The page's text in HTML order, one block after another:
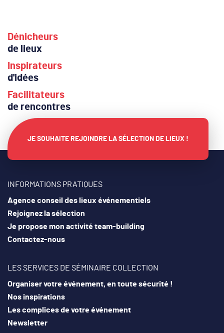
Dénicheurs
de lieux
Inspirateurs
d'idées
Facilitateurs
de rencontres
JE SOUHAITE REJOINDRE LA SÉLECTION DE LIEUX !
INFORMATIONS PRATIQUES
Agence conseil des lieux événementiels
Rejoignez la sélection
Je propose mon activité team-building
Contactez-nous
LES SERVICES DE SÉMINAIRE COLLECTION
Organiser votre événement, en toute sécurité !
Nos inspirations
Les complices de votre événement
Newsletter